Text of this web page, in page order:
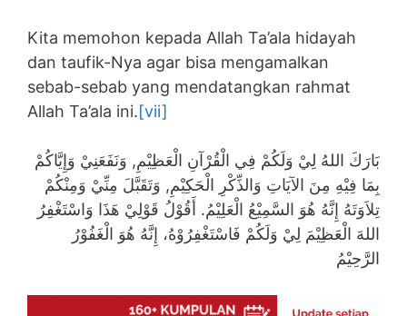
Kita memohon kepada Allah Ta’ala hidayah
dan taufik-Nya agar bisa mengamalkan
sebab-sebab yang mendatangkan rahmat
Allah Ta’ala ini.[vii]
بَارَكَ اللهُ لِيْ وَلَكُمْ فِي الْقُرْآنِ الْعَظِيْمِ, وَنَفَعَنِيْ وَإِيَّاكُمْ
بِمَا فِيْهِ مِنَ الآيَاتِ وَالذِّكْرِ الْحَكِيْمِ, وَتَقَبَّلَ مِنِّيْ وَمِنْكُمْ
تِلاَوَتَهُ إِنَّهُ هُوَ السَّمِيْعُ الْعَلِيْمُ. أَقُوْلُ قَوْلِيْ هَذَا وَاسْتَغْفِرُ
اللهَ الْعَظِيْمَ لِيْ وَلَكُمْ فَاسْتَغْفِرُوْهُ، إِنَّهُ هُوَ الْغَفُوْرُ
الرَّحِيْمُ